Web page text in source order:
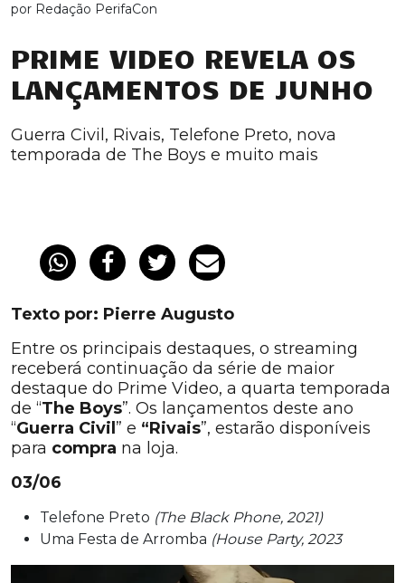
por Redação PerifaCon
PRIME VIDEO REVELA OS
LANÇAMENTOS DE JUNHO
Guerra Civil, Rivais, Telefone Preto, nova
temporada de The Boys e muito mais
Texto por: Pierre Augusto
Entre os principais destaques, o streaming
receberá continuação da série de maior
destaque do Prime Video, a quarta temporada
de “The Boys”. Os lançamentos deste ano
“Guerra Civil ” e “Rivais”, estarão disponíveis
para compra na loja.
03/06
Telefone Preto (The Black Phone, 2021)
Uma Festa de Arromba (House Party, 2023